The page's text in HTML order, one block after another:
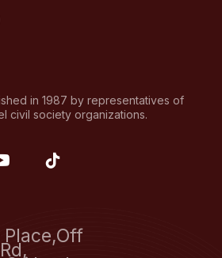
in 1987 by representatives of
civil society organizations.
fab
Place,Off